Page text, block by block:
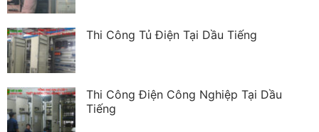
Thi Công Tủ Điện Tại Dầu Tiếng
Thi Công Điện Công Nghiệp Tại Dầu
Tiếng